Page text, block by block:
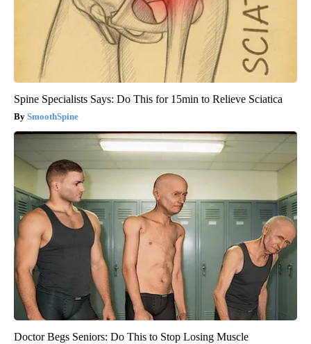
Spine Specialists Says: Do This for 15min to Relieve Sciatica
SmoothSpine
Doctor Begs Seniors: Do This to Stop Losing Muscle